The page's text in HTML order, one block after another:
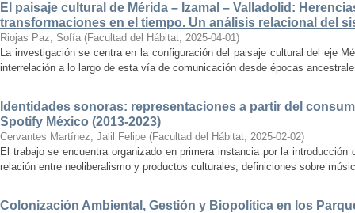
El paisaje cultural de Mérida – Izamal – Valladolid:
transformaciones en el tiempo. Un análisis relacional del
Riojas Paz, Sofía (Facultad del Hábitat, 2025-04-01)
La investigación se centra en la configuración del paisaje cultural del eje
interrelación a lo largo de esta vía de comunicación desde épocas
Identidades sonoras: representaciones a partir del
Spotify México (2013-2023)
Cervantes Martínez, Jalil Felipe (Facultad del Hábitat, 2025-02-02)
El trabajo se encuentra organizado en primera instancia por la
relación entre neoliberalismo y productos culturales, definiciones sobre
Colonización Ambiental, Gestión y Biopolítica en los